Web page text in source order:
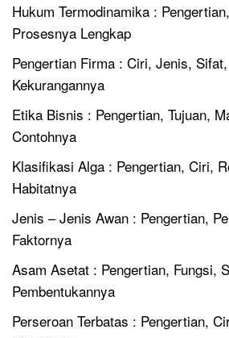
Hukum Termodinamika :
Prosesnya Lengkap
Pengertian Firma : Ciri, Jenis,
Kekurangannya
Etika Bisnis : Pengertian, Tujuan,
Contohnya
Klasifikasi Alga : Pengertian, Ciri,
Habitatnya
Jenis – Jenis Awan : Pengertian,
Faktornya
Asam Asetat : Pengertian, Fungsi,
Pembentukannya
Perseroan Terbatas : Pengertian,